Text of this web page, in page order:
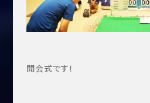
開会式です！